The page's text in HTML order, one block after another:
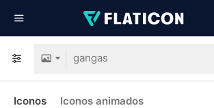
Iconos Iconos animados